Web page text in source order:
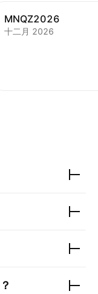
MNQZ2026
十二月 2026
？